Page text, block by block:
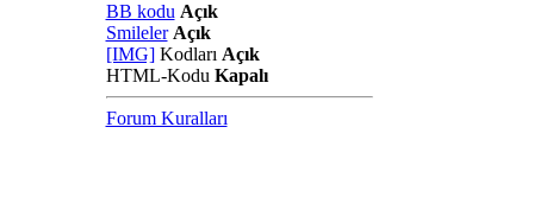
BB kodu Açık
Smileler Açık
[IMG]Kodları Açık
HTML-Kodu Kapalı
Forum Kuralları